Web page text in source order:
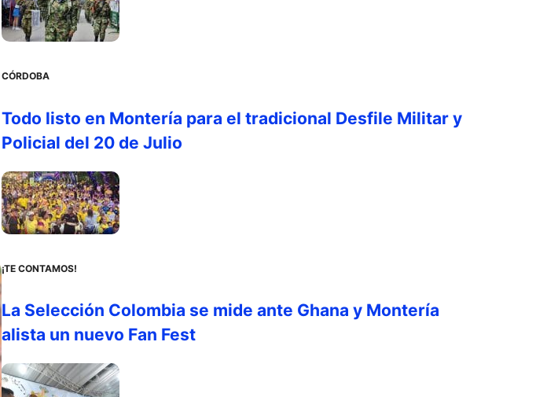
CÓRDOBA
Todo listo en Montería para el tradicional Desfile Militar y
Policial del 20 de Julio
¡TE CONTAMOS!
La Selección Colombia se mide ante Ghana y Montería
alista un nuevo Fan Fest